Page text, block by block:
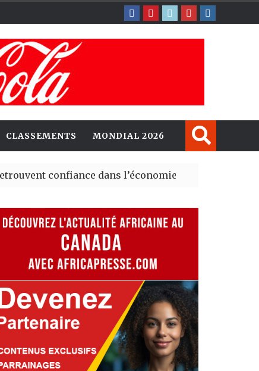
CLASSEMENTS MONDIAL 2026
dans l’économie, mais trois grands